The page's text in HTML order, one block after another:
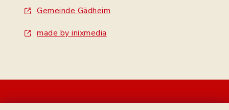
Gemeinde Gädheim
made by inixmedia